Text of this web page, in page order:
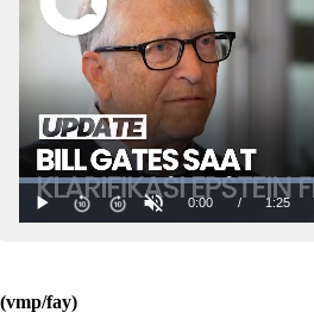
(vmp/fay)